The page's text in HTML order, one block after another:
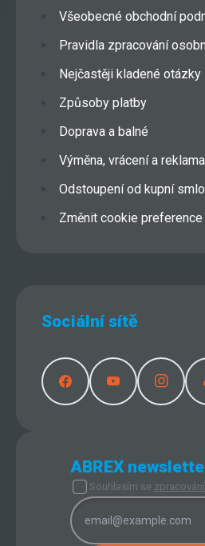
Všeobecné obchodní
Pravidla zpracování
Nejčastěji kladené otázky
Způsoby platby
Doprava a balné
Výměna, vrácení a
Odstoupení od kupní
Změnit cookie preference
Sociální sítě
ABREX
Souhlasím se